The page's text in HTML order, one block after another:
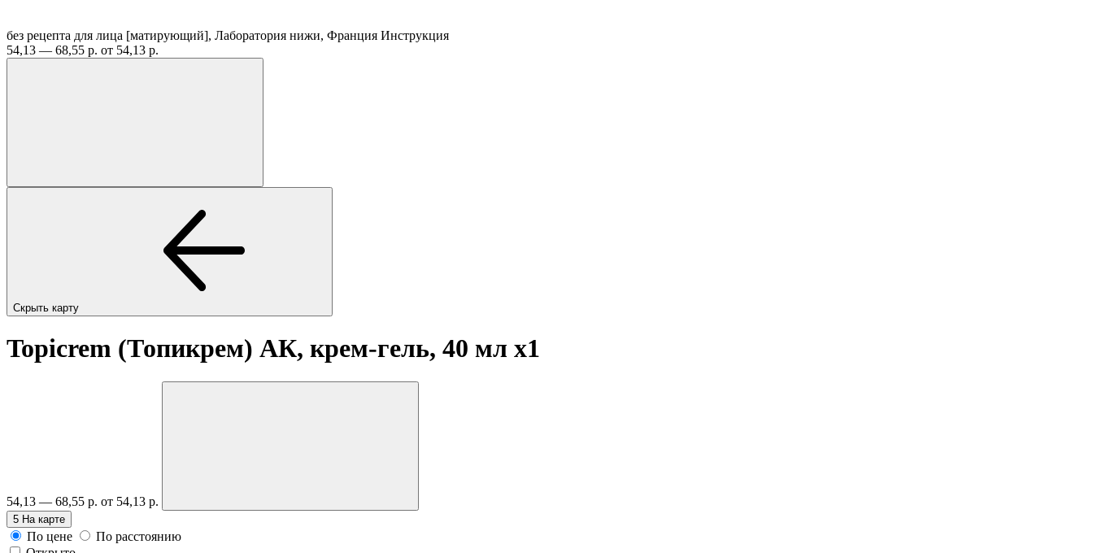
без рецепта для лица [матирующий], Лаборатория нижи, Франция Инструкция
54,13 — 68,55 р. от 54,13 р.
Скрыть карту
Topicrem (Топикрем) АК, крем-гель, 40 мл x1
54,13 — 68,55 р. от 54,13 р.
5 На карте
По цене
По расстоянию